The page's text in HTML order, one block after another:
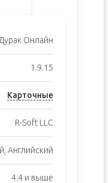
Дурак Онлайн
1.9.15
Карточные
R-Soft LLC
Английский
4.4 и выше